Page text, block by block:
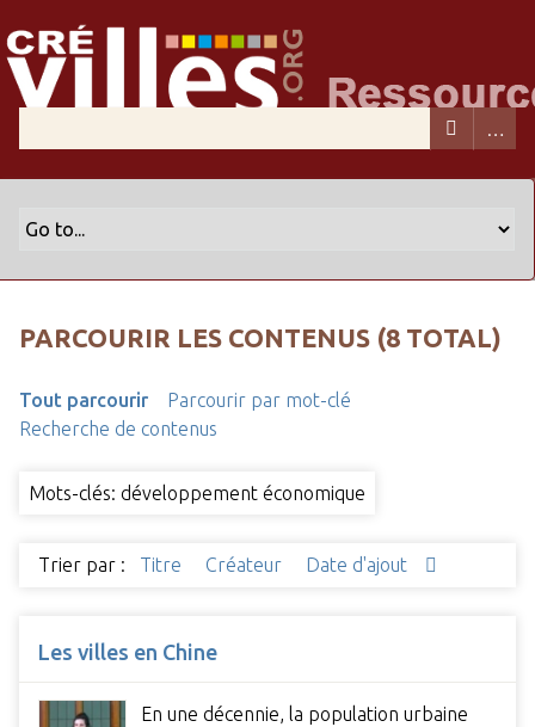
PARCOURIR LES CONTENUS (8 TOTAL)
Tout parcourir
Parcourir par mot-clé
Recherche de contenus
Mots-clés: développement économique
Trier par : Titre Créateur Date d'ajout
Les villes en Chine
En une décennie, la population urbaine